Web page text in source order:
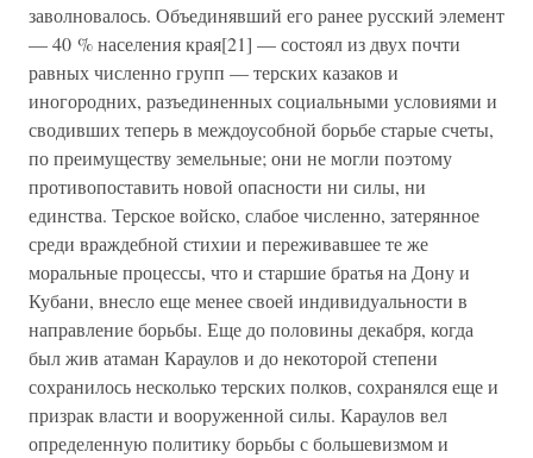
заволновалось. Объединявший его ранее русский элемент
— 40 % населения края[21] — состоял из двух почти
равных численно групп — терских казаков и
иногородних, разъединенных социальными условиями и
сводивших теперь в междоусобной борьбе старые счеты,
по преимуществу земельные; они не могли поэтому
противопоставить новой опасности ни силы, ни
единства. Терское войско, слабое численно, затерянное
среди враждебной стихии и переживавшее те же
моральные процессы, что и старшие братья на Дону и
Кубани, внесло еще менее своей индивидуальности в
направление борьбы. Еще до половины декабря, когда
был жив атаман Караулов и до некоторой степени
сохранилось несколько терских полков, сохранялся еще и
призрак власти и вооруженной силы. Караулов вел
определенную политику борьбы с большевизмом и